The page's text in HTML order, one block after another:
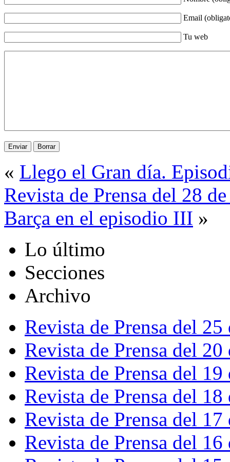
Email
Tu web
« Llego el Gran día.
Revista de Prensa del 28
Barça en el episodio III »
Lo último
Secciones
Archivo
Revista de Prensa del
Revista de Prensa del
Revista de Prensa del
Revista de Prensa del
Revista de Prensa del
Revista de Prensa del